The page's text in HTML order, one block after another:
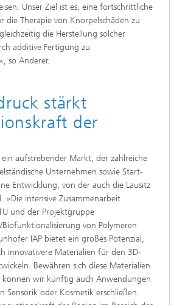
Unser Ziel ist es, eine fortschrittliche
die Therapie von Knorpelschäden zu
die Herstellung solcher
additive Fertigung zu
so Anderer.
stärkt
der
aufstrebender Markt, der zahlreiche
Unternehmen sowie Start-
Entwicklung, von der auch die Lausitz
»Die intensive Zusammenarbeit
und der Projektgruppe
von Polymeren
IAP bietet ein großes Potenzial,
innovativere Materialien für den 3D-
Bewähren sich diese Materialien
können wir künftig auch Anwendungen
Sensorik oder Kosmetik erschließen.